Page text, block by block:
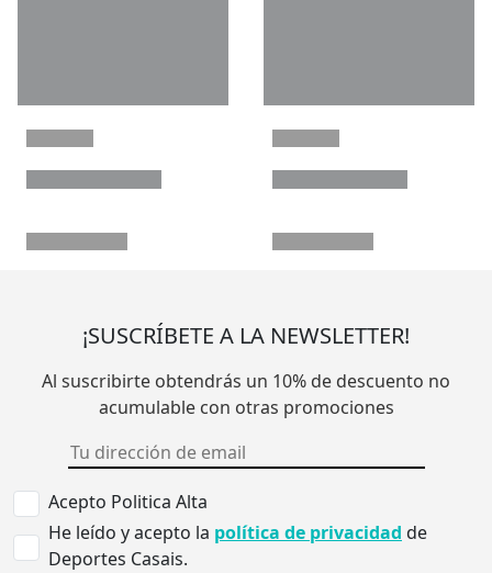
¡SUSCRÍBETE A LA NEWSLETTER!
Al suscribirte obtendrás un 10% de descuento no
acumulable con otras promociones
Acepto Politica Alta
He leído y acepto la política de privacidad de
Deportes Casais.